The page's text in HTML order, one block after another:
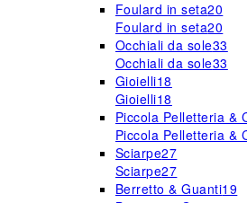
Foulard in seta20
Foulard in seta20
Occhiali da sole33
Occhiali da sole33
Gioielli18
Gioielli18
Piccola Pelletteria &
Piccola Pelletteria &
Sciarpe27
Sciarpe27
Berretto & Guanti19